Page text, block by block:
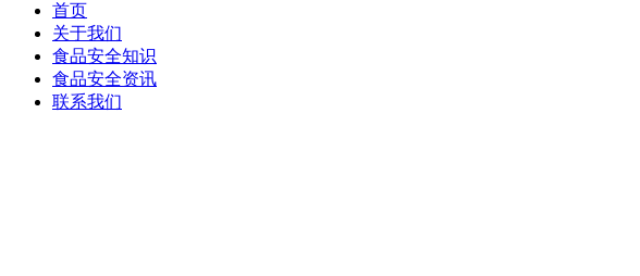
首页
关于我们
食品安全知识
食品安全资讯
联系我们